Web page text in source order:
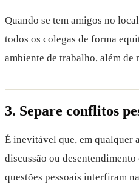
Quando se tem amigos no
todos os colegas de forma
ambiente de trabalho, além
3. Separe conflitos
É inevitável que, em qualquer
discussão ou
questões pessoais interfiram